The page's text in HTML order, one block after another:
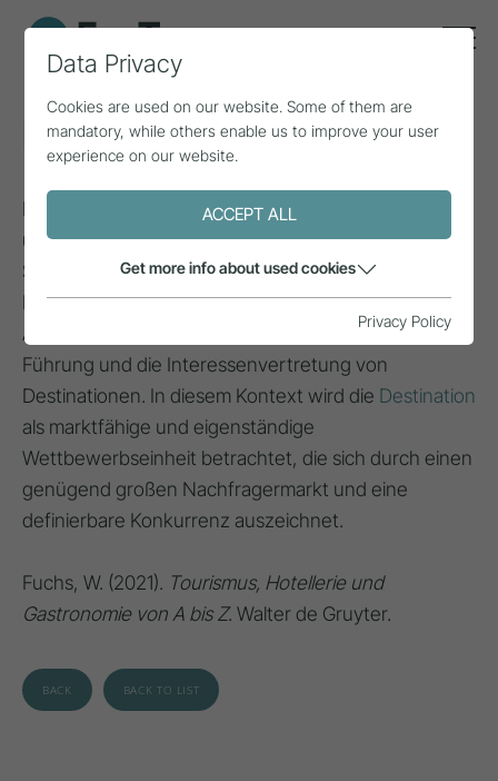
Destinationsmanagement
Management versteht sich als Gestalten, Lenken
und Entwickeln von zweckorientierten sozialen
Systemen (Managementfunktionen).
Destinationsmanagement umfasst die Planung, die
Angebotsgestaltung, das Marketing, die strategische
Führung und die Interessenvertretung von
Destinationen. In diesem Kontext wird die Destination
als marktfähige und eigenständige
Wettbewerbseinheit betrachtet, die sich durch einen
genügend großen Nachfragermarkt und eine
definierbare Konkurrenz auszeichnet.
Fuchs, W. (2021). Tourismus, Hotellerie und
Gastronomie von A bis Z. Walter de Gruyter.
BACK BACK TO LIST
Data Privacy
Cookies are used on our website. Some of them are
mandatory, while others enable us to improve your user
experience on our website.
ACCEPT ALL
Get more info about used cookies
Privacy Policy